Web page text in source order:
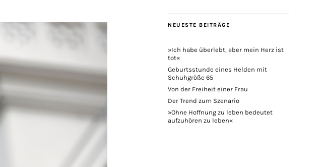
NEUESTE BEITRÄGE
»Ich habe überlebt, aber mein Herz ist
tot«
Geburtsstunde eines Helden mit
Schuhgröße 65
Von der Freiheit einer Frau
Der Trend zum Szenario
»Ohne Hoffnung zu leben bedeutet
aufzuhören zu leben«